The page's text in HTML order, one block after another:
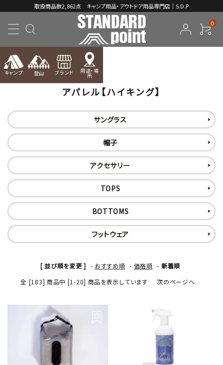
取扱商品数2,862点 キャンプ用品・アウトドア用品専門店｜S.D.P
0
キャンプ 登山 ブランド 用途・場
所
ACCOUNT MENU
meeting_room ログイン person 新規会員登録
コンテンツ
INFORMATION
TOP アパレル【ハイキング】
アパレル【ハイキング】
サングラス
帽子
アクセサリー
TOPS
BOTTOMS
フットウェア
[ 並び順を変更 ] - おすすめ順 - 価格順 - 新着順
全 [183] 商品中 [1-20] 商品を表示しています
次のページへ